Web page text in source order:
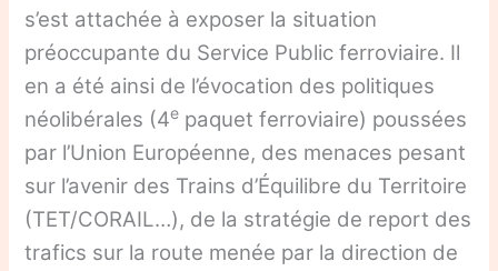
s’est attachée à exposer la situation
préoccupante du Service Public ferroviaire. Il
en a été ainsi de l’évocation des politiques
néolibérales (4e paquet ferroviaire) poussées
par l’Union Européenne, des menaces pesant
sur l’avenir des Trains d’Équilibre du Territoire
(TET/CORAIL…), de la stratégie de report des
trafics sur la route menée par la direction de